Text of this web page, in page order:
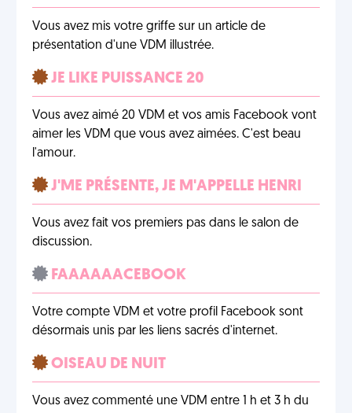
Vous avez mis votre griffe sur un article de
présentation d'une VDM illustrée.
JE LIKE PUISSANCE 20
Vous avez aimé 20 VDM et vos amis Facebook vont
aimer les VDM que vous avez aimées. C'est beau
l'amour.
J'ME PRÉSENTE, JE M'APPELLE HENRI
Vous avez fait vos premiers pas dans le salon de
discussion.
FAAAAAACEBOOK
Votre compte VDM et votre profil Facebook sont
désormais unis par les liens sacrés d'internet.
OISEAU DE NUIT
Vous avez commenté une VDM entre 1 h et 3 h du